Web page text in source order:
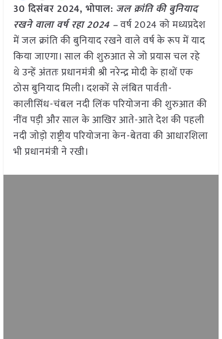
30 दिसंबर 2024, भोपाल: जल क्रांति की बुनियाद
रखने वाला वर्ष रहा 2024 –वर्ष 2024 को मध्यप्रदेश
में जल क्रांति की बुनियाद रखने वाले वर्ष के रूप में याद
किया जाएगा। साल की शुरुआत से जो प्रयास चल रहे
थे उन्हें अंततः प्रधानमंत्री श्री नरेन्द्र मोदी के हाथों एक
ठोस बुनियाद मिली। दशकों से लंबित पार्वती-
कालीसिंध-चंबल नदी लिंक परियोजना की शुरुआत की
नींव पड़ी और साल के आखिर आते-आते देश की पहली
नदी जोड़ो राष्ट्रीय परियोजना केन-बेतवा की आधारशिला
भी प्रधानमंत्री ने रखी।